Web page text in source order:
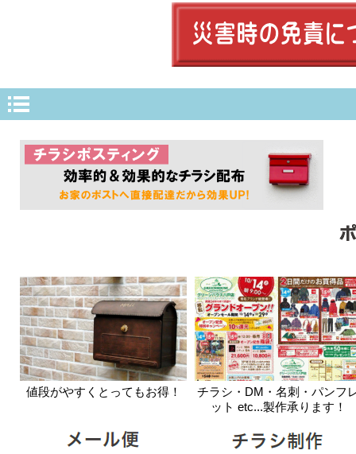
値段がやすくとってもお得！
チラシ・DM・名刺・パンフ
ット etc...製作承ります！